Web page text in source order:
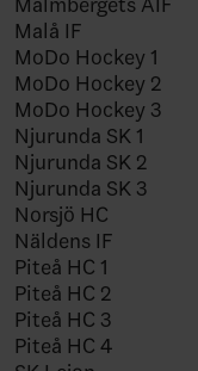
Malå IF
MoDo Hockey 1
MoDo Hockey 2
MoDo Hockey 3
Njurunda SK 1
Njurunda SK 2
Njurunda SK 3
Norsjö HC
Näldens IF
Piteå HC 1
Piteå HC 2
Piteå HC 3
Piteå HC 4